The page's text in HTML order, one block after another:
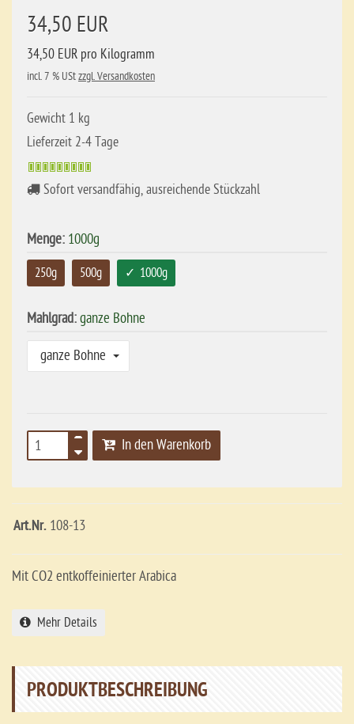
34,50 EUR
34,50 EUR pro Kilogramm
incl. 7 % UStzzgl. Versandkosten
Gewicht 1 kg
Lieferzeit 2-4 Tage
Sofort versandfähig, ausreichende Stückzahl
Menge: 1000g
250g 500g 1000g
Mahlgrad:ganze Bohne
ganze Bohne
In den Warenkorb
Art.Nr. 108-13
Mit CO2 entkoffeinierter Arabica
Mehr Details
PRODUKTBESCHREIBUNG